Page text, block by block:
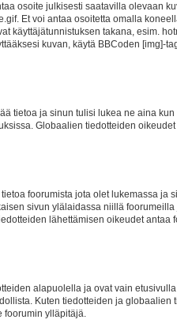
osoite julkisesti saatavilla olevaan
Et voi antaa osoitetta omalla
käyttäjätunnistuksen takana, esim.
kuvan, käytä BBCoden [img]-
tietoa ja sinun tulisi lukea ne aina
Globaalien tiedotteiden
foorumista jota olet lukemassa ja
sivun ylälaidassa niillä
lähettämisen oikeudet antaa
alapuolella ja ovat vain
Kuten tiedotteiden ja globaalien
foorumin ylläpitäjä.